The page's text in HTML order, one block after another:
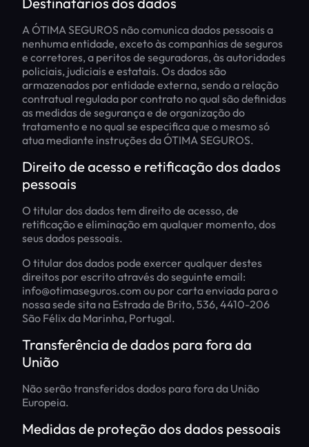
A ÓTIMA SEGUROS não comunica dados pessoais a
nenhuma entidade, exceto às companhias de seguros
e corretores, a peritos de seguradoras, às autoridades
policiais, judiciais e estatais. Os dados são
armazenados por entidade externa, sendo a relação
contratual regulada por contrato no qual são definidas
as medidas de segurança e de organização do
tratamento e no qual se especifica que o mesmo só
atua mediante instruções da ÓTIMA SEGUROS.
Direito de acesso e retificação dos dados
pessoais
O titular dos dados tem direito de acesso, de
retificação e eliminação em qualquer momento, dos
seus dados pessoais.
O titular dos dados pode exercer qualquer destes
direitos por escrito através do seguinte email:
info@otimaseguros.com ou por carta enviada para o
nossa sede sita na Estrada de Brito, 536, 4410-206
São Félix da Marinha, Portugal.
Transferência de dados para fora da
União
Não serão transferidos dados para fora da União
Europeia.
Medidas de proteção dos dados pessoais